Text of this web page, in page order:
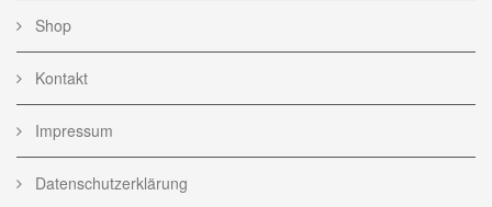
Shop
Kontakt
Impressum
Datenschutzerklärung